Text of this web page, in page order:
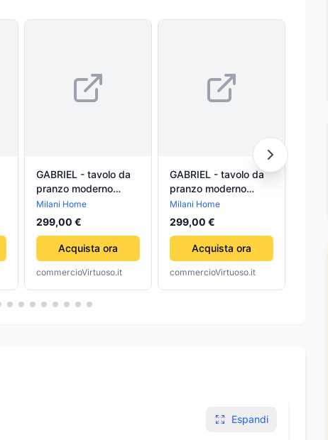
GABRIEL - tavolo da
pranzo moderno
allungabile frassinato
70x110/160 Bianco
Milani Home
Milani Home
299,00 €
Acquista ora
commercioVirtuoso.it
GABRIEL - tavolo da
pranzo moderno
allungabile in laminato
frassinato
85x130/180 Tortora
Milani Home
Milani Home
299,00 €
Acquista ora
commercioVirtuoso.it
1,0
Espandi